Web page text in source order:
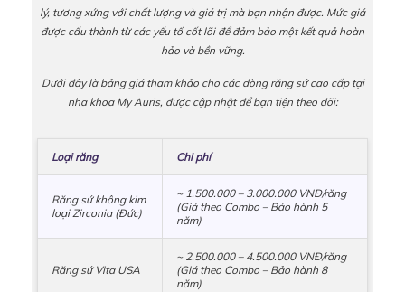
lý, tương xứng với chất lượng và giá trị mà bạn nhận được. Mức giá
được cấu thành từ các yếu tố cốt lõi để đảm bảo một kết quả hoàn
hảo và bền vững.
Dưới đây là bảng giá tham khảo cho các dòng răng sứ cao cấp tại
nha khoa My Auris, được cập nhật để bạn tiện theo dõi:
Loại răng Chi phí
Răng sứ không kim
loại Zirconia (Đức)
~ 1.500.000 – 3.000.000 VNĐ/răng
(Giá theo Combo – Bảo hành 5
năm)
Răng sứ Vita USA
~ 2.500.000 – 4.500.000 VNĐ/răng
(Giá theo Combo – Bảo hành 8
năm)